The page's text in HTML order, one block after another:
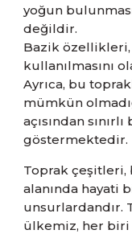
yoğun
değildir.
Bazik özellikleri,
kullanılmasını
Ayrıca, bu
mümkün
açısından
göstermektedir.
Toprak
alanında hayati
unsurlardandır.
ülkemiz, her biri